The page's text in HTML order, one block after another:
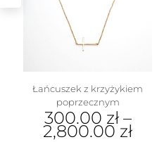
Łańcuszek z krzyżykiem
poprzecznym
300.00 zł–
2,800.00 zł